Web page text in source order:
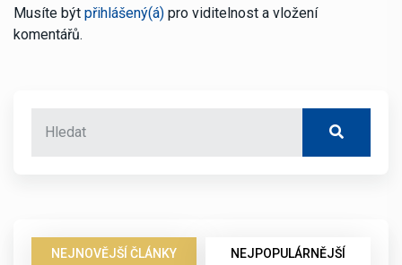
Musíte být přihlášený(á) pro viditelnost a vložení
komentářů.
NEJNOVĚJŠÍ ČLÁNKY NEJPOPULÁRNĚJŠÍ